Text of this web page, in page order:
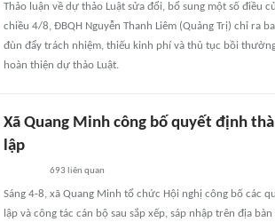
Thảo luận về dự thảo Luật sửa đổi, bổ sung một số điều
chiều 4/8, ĐBQH Nguyễn Thanh Liêm (Quảng Trị) chỉ ra
đùn đẩy trách nhiệm, thiếu kinh phí và thủ tục bồi
hoàn thiện dự thảo Luật.
Xã Quang Minh công bố quyết định
lập
693 liên quan
Sáng 4-8, xã Quang Minh tổ chức Hội nghị công bố các
lập và công tác cán bộ sau sắp xếp, sáp nhập trên địa bàn